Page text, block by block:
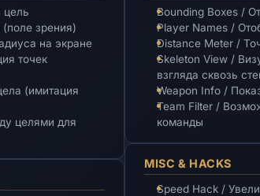
цель
зрения)
на экране
точек
(имитация
целями для
Bounding Boxes /
Player Names /
Distance Meter /
Skeleton View /
взгляда сквозь
Weapon Info /
Team Filter /
команды
MISC & HACKS
Speed Hack /